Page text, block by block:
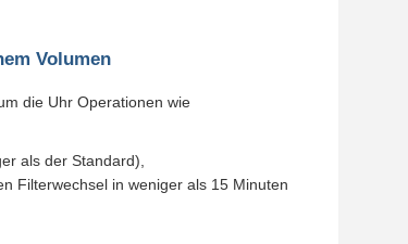
Volumen
die Uhr Operationen wie
als der Standard),
Filterwechsel in weniger als 15 Minuten